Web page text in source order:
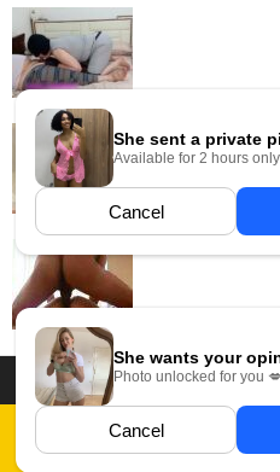
دسته بندی فیلم های سکسی
عکس سکسی ایرانی
سکسی زهرا